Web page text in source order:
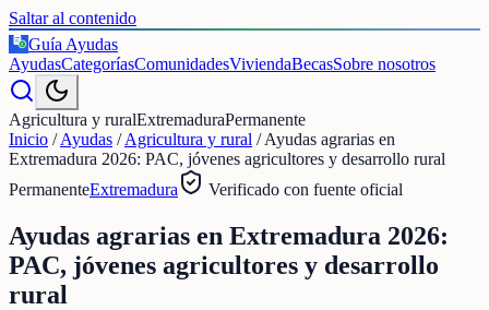
Saltar al contenido
€
Guía Ayudas
AyudasCategoríasComunidadesViviendaBecasSobre nosotros
Agricultura y ruralExtremaduraPermanente
Inicio /Ayudas /Agricultura y rural /Ayudas agrarias en
Extremadura 2026: PAC, jóvenes agricultores y desarrollo rural
PermanenteExtremadura Verificado con fuente oficial
Ayudas agrarias en Extremadura 2026:
PAC, jóvenes agricultores y desarrollo
rural